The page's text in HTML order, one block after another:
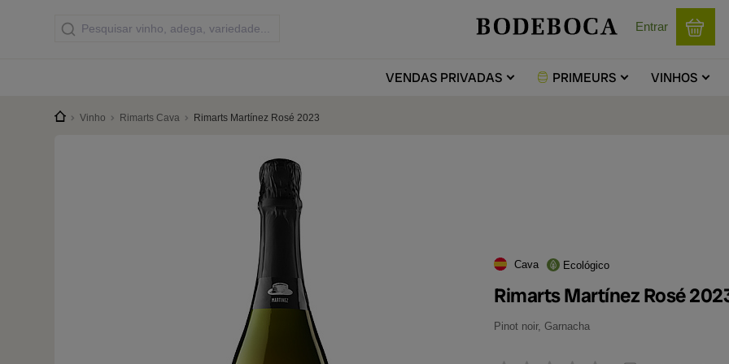
Entrar
VENDASPRIVADAS PRIMEURS VINHOS
Vinho Rimarts Cava Rimarts Martínez Rosé 2023
Cava Ecológico
Rimarts Martínez Rosé
Pinot noir, Garnacha